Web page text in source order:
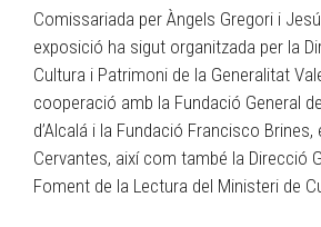
Comissariada per Àngels Gregori i
exposició ha sigut organitzada per la
Cultura i Patrimoni de la Generalitat
cooperació amb la Fundació General
d’Alcalá i la Fundació Francisco
Cervantes, així com també la Direcció
Foment de la Lectura del Ministeri de